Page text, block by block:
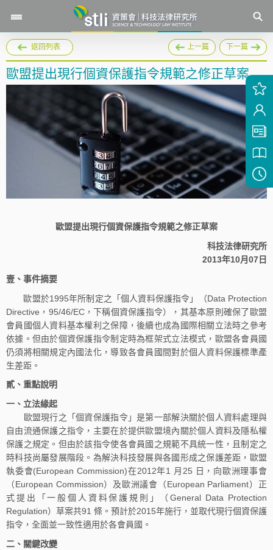
返回列表 上一篇 下一篇
歐盟提出現行個資保護指令規範之修正草案
歐盟提出現行個資保護指令規範之修正草案
科技法律研究所
2013年10月07日
壹、事件摘要
歐盟於1995年所制定之「個人資料保護指令」（Data Protection
Directive，95/46/EC，下稱個資保護指令），其基本原則確保了歐盟
會員國個人資料基本權利之保障，後續也成為國際相關立法時之參考
依據。但由於個資保護指令制定時為框架式立法模式，歐盟各會員國
仍須將相關規定內國法化，導致各會員國間對於個人資料保護標準產
生差距。
貳、重點說明
一、立法緣起
歐盟現行之「個資保護指令」是第一部解決關於個人資料處理與
自由流通保護之指令，主要在於提供歐盟境內關於個人資料及隱私權
保護之規定。但由於該指令使各會員國之規範不具統一性，且制定之
時科技尚屬發展階段。為解決科技發展與各國形成之保護差距，歐盟
執委會(European Commission)在2012年1 月25 日，向歐洲理事會
（European Commission）及歐洲議會（European Parliament）正
式提出「一般個人資料保護規則」（General Data Protection
Regulation）草案共91 條。預計於2015年施行，並取代現行個資保護
指令，全面並一致性適用於各會員國。
二、關鍵改變